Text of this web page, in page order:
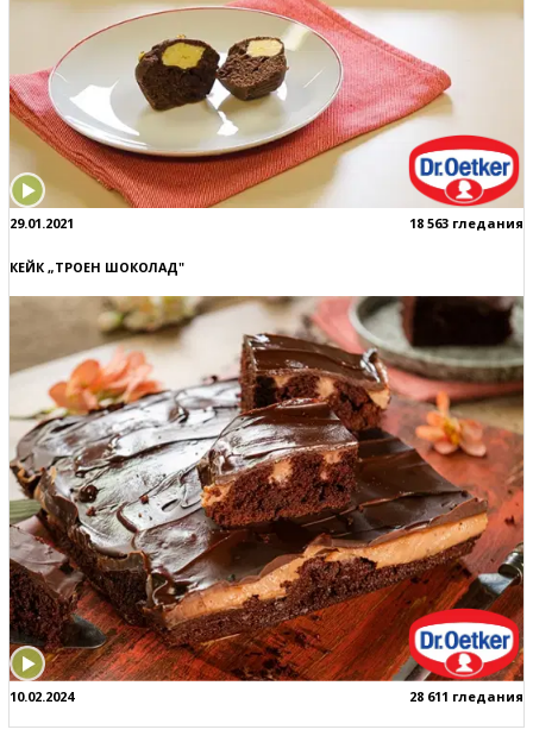
29.01.2021 18 563 гледания
КЕЙК „ТРОЕН ШОКОЛАД"
10.02.2024 28 611 гледания